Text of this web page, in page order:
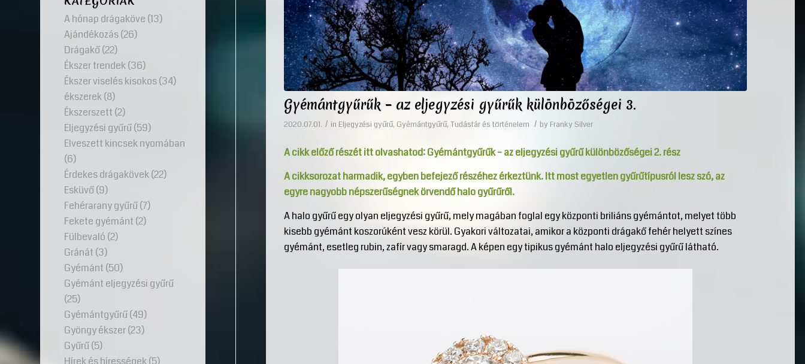
Gyémántgyűrűk – az eljegyzési gyűrűk különbözőségei 3.
2020.07.01. / in Eljegyzési gyűrű, Gyémántgyűrű, Tudástár és történelem / by Franky Silver
A cikk előző részét itt olvashatod:Gyémántgyűrűk – az eljegyzési gyűrű különbözőségei 2. rész
A cikksorozat harmadik, egyben befejező részéhez érkeztünk. Itt most egyetlen gyűrűtípusról lesz szó, az
egyre nagyobb népszerűségnek örvendő halo gyűrűről.
A halo gyűrű egy olyan eljegyzési gyűrű, mely magában foglal egy központi briliáns gyémántot, melyet több
kisebb gyémánt koszorúként vesz körül. Gyakori változatai, amikor a központi drágakő fehér helyett színes
gyémánt, esetleg rubin, zafír vagy smaragd. A képen egy tipikus gyémánt halo eljegyzési gyűrű látható.
A hónap drágaköve (13)
Ajándékozás(26)
Drágakő(22)
Ékszer trendek(36)
Ékszer viselés kisokos(34)
ékszerek(8)
Ékszerszett (2)
Eljegyzési gyűrű(59)
Elveszett kincsek nyomában
(6)
Érdekes drágakövek(22)
Esküvő(9)
Fehérarany gyűrű(7)
Fekete gyémánt (2)
Fülbevaló (2)
Gránát (3)
Gyémánt (50)
Gyémánt eljegyzési gyűrű
(25)
Gyémántgyűrű(49)
Gyöngy ékszer(23)
Gyűrű(5)